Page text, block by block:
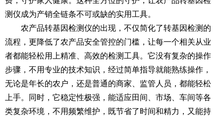
测仪成为产销全链条不可或缺的实用工具。
农产品转基因检测仪的出现，不仅简化了转基因检测的
流程，更降低了农产品安全管控的门槛，让每一个相关从业
者都能轻松用上精准、高效的检测工具。它没有复杂的操作
步骤，不用专业的技术知识，经过简单指导就能熟练操作，
无论是年长的农户，还是普通的商家、监管人员，都能轻松
上手。同时，它稳定性极强，能适应田间、市场、车间等各
类复杂环境，不用频繁维护，既节省了时间和精力，又能持